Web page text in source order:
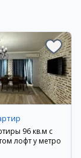
96 кв.м с
лофт у метро